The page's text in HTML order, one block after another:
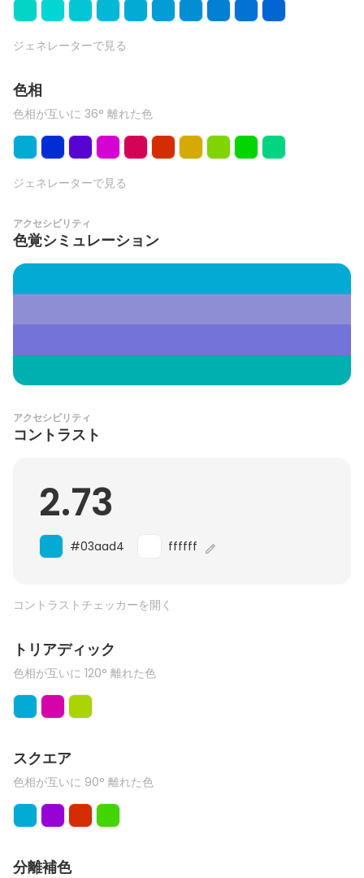
ジェネレーターで見る
色相
色相が互いに 36° 離れた色
ジェネレーターで見る
アクセシビリティ
色覚シミュレーション
アクセシビリティ
コントラスト
2.73
#03aad4 ffffff
コントラストチェッカーを開く
トリアディック
色相が互いに 120° 離れた色
スクエア
色相が互いに 90° 離れた色
分離補色